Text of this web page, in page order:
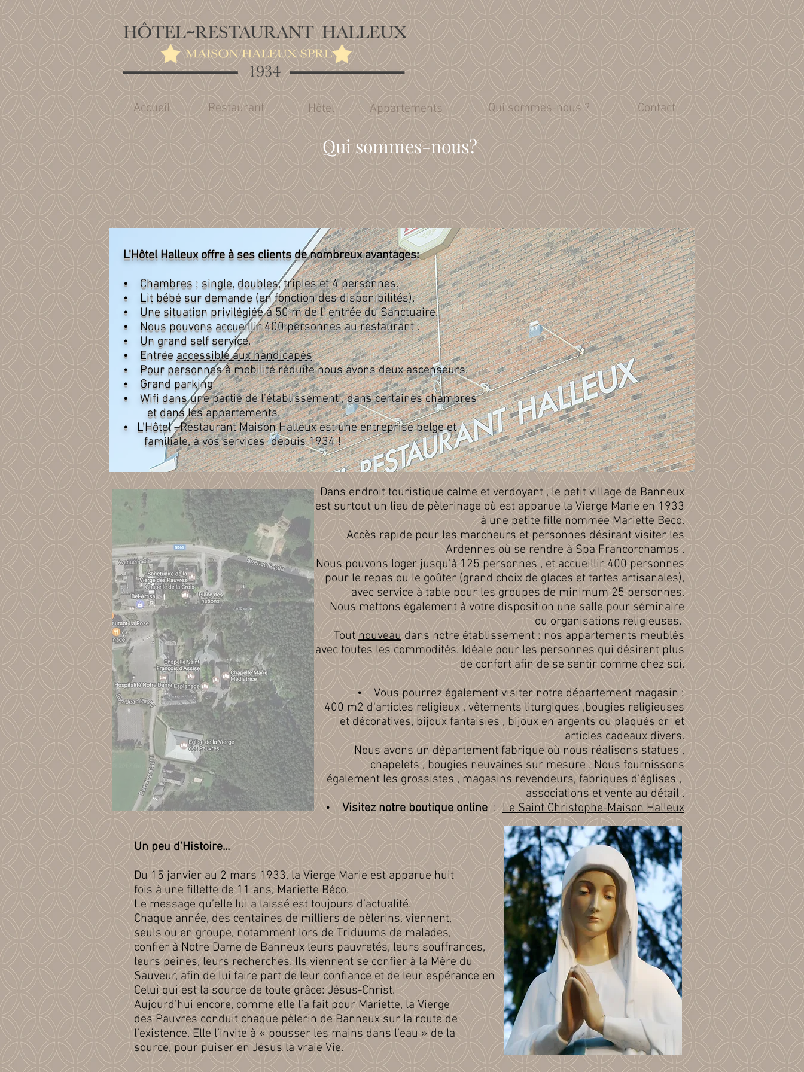
Accueil Restaurant Hôtel Appartements Qui sommes-nous ? Contact
Qui sommes-nous?
L'Hôtel Halleux offre à ses clients de nombreux avantages:
• Chambres : single, doubles, triples et 4 personnes.
• Lit bébé sur demande (en fonction des disponibilités).
• Une situation privilégiée à 50 m de l' entrée du Sanctuaire.
• Nous pouvons accueillir 400 personnes au restaurant .
• Un grand self service.
• Entrée accessible aux handicapés
• Pour personnes à mobilité réduite nous avons deux ascenseurs.
• Grand parking
• Wifi dans une partie de l'établissement , dans certaines chambres
et dans les appartements.
• L'Hôtel –Restaurant Maison Halleux est une entreprise belge et
familiale, à vos services depuis 1934 !
Dans endroit touristique calme et verdoyant , le petit village de Banneux
est surtout un lieu de pèlerinage où est apparue la Vierge Marie en 1933
à une petite fille nommée Mariette Beco.
Accès rapide pour les marcheurs et personnes désirant visiter les
Ardennes où se rendre à Spa Francorchamps .
Nous pouvons loger jusqu'à 125 personnes , et accueillir 400 personnes
pour le repas ou le goûter (grand choix de glaces et tartes artisanales),
avec service à table pour les groupes de minimum 25 personnes.
Nous mettons également à votre disposition une salle pour séminaire
ou organisations religieuses.
Toutnouveaudans notre établissement : nos appartements meublés
avec toutes les commodités. Idéale pour les personnes qui désirent plus
de confort afin de se sentir comme chez soi.
• Vous pourrez également visiter notre département magasin :
400 m2 d'articles religieux , vêtements liturgiques ,bougies religieuses
et décoratives, bijoux fantaisies , bijoux en argents ou plaqués or et
articles cadeaux divers.
Nous avons un département fabrique où nous réalisons statues ,
chapelets , bougies neuvaines sur mesure . Nous fournissons
également les grossistes , magasins revendeurs, fabriques d’églises ,
associations et vente au détail .
•Visitez notre boutique online:Le Saint Christophe-Maison Halleux
Un peu d'Histoire...
Du 15 janvier au 2 mars 1933, la Vierge Marie est apparue huit
fois à une fillette de 11 ans, Mariette Béco.
Le message qu’elle lui a laissé est toujours d’actualité.
Chaque année, des centaines de milliers de pèlerins, viennent,
seuls ou en groupe, notamment lors de Triduums de malades,
confier à Notre Dame de Banneux leurs pauvretés, leurs souffrances,
leurs peines, leurs recherches. Ils viennent se confier à la Mère du
Sauveur, afin de lui faire part de leur confiance et de leur espérance en
Celui qui est la source de toute grâce: Jésus-Christ.
Aujourd’hui encore, comme elle l’a fait pour Mariette, la Vierge
des Pauvres conduit chaque pèlerin de Banneux sur la route de
l’existence. Elle l’invite à « pousser les mains dans l’eau » de la
source, pour puiser en Jésus la vraie Vie.